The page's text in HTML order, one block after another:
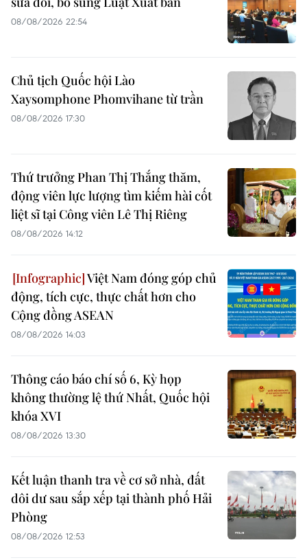
08/08/2026 22:54
Chủ tịch Quốc hội Lào
Xaysomphone Phomvihane từ trần
08/08/2026 17:30
Thứ trưởng Phan Thị Thắng thăm,
động viên lực lượng tìm kiếm hài cốt
liệt sĩ tại Công viên Lê Thị Riêng
08/08/2026 14:12
Việt Nam đóng góp chủ
động, tích cực, thực chất hơn cho
Cộng đồng ASEAN
08/08/2026 14:03
Thông cáo báo chí số 6, Kỳ họp
không thường lệ thứ Nhất, Quốc hội
khóa XVI
08/08/2026 13:30
Kết luận thanh tra về cơ sở nhà, đất
dôi dư sau sắp xếp tại thành phố Hải
Phòng
08/08/2026 12:53